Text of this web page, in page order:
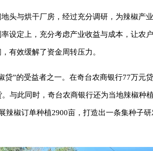
头与烘干厂房，经过充分调研，为辣椒产
设定上，充分考虑产业收益与成本，让农
有效缓解了资金周转压力。
”的受益者之一。在奇台农商银行77万元
与此同时，奇台农商银行还为当地辣椒种
辣椒订单种植2900亩，打造出一条集种子